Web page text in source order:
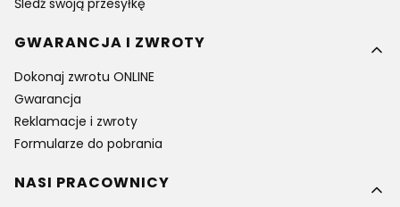
Śledź swoją przesyłkę
GWARANCJA I ZWROTY
Dokonaj zwrotu ONLINE
Gwarancja
Reklamacje i zwroty
Formularze do pobrania
NASI PRACOWNICY